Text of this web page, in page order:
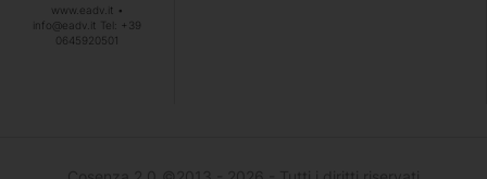
www.eadv.it •
info@eadv.it Tel: +39
0645920501